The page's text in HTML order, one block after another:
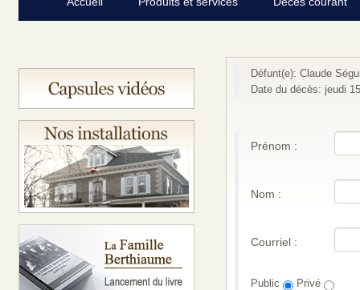
Défunt(e): Claude
Date du décès: jeudi
Prénom :
Nom :
Courriel :
Public Privé